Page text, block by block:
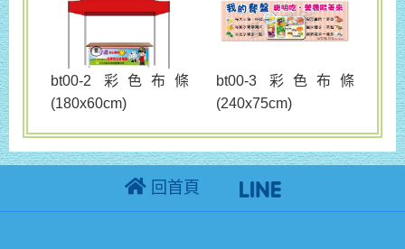
bt00-2 彩色布條
(180x60cm)
bt00-3 彩色布條
(240x75cm)
回首頁